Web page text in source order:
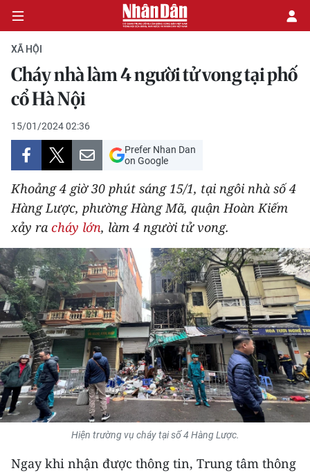
CHÍNH TRỊ
KINH TẾ
VĂN HÓA
XÃ HỘI
PHÁP LUẬT
DU LỊCH
THẾ GIỚI
THỂ THAO
GIÁO DỤC
Y TẾ
KHOA HỌC - CÔNG NGHỆ
MÔI TRƯỜNG
XÃ HỘI
Cháy nhà làm 4 người tử vong tại phố
cổ Hà Nội
15/01/2024 02:36
Prefer Nhan Dan
on Google
Khoảng 4 giờ 30 phút sáng 15/1, tại ngôi nhà số 4
Hàng Lược, phường Hàng Mã, quận Hoàn Kiếm
xảy ra cháy lớn, làm 4 người tử vong.
Hiện trường vụ cháy tại số 4 Hàng Lược.
Ngay khi nhận được thông tin, Trung tâm thông